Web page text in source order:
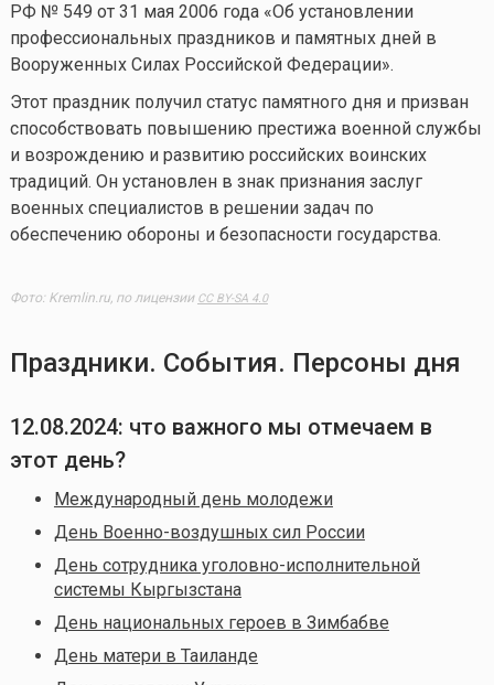
РФ № 549 от 31 мая 2006 года «Об установлении
профессиональных праздников и памятных дней в
Вооруженных Силах Российской Федерации».
Этот праздник получил статус памятного дня и призван
способствовать повышению престижа военной службы
и возрождению и развитию российских воинских
традиций. Он установлен в знак признания заслуг
военных специалистов в решении задач по
обеспечению обороны и безопасности государства.
Фото: Kremlin.ru, по лицензии CC BY-SA 4.0
Праздники. События. Персоны дня
12.08.2024: что важного мы отмечаем в
этот день?
Международный день молодежи
День Военно-воздушных сил России
День сотрудника уголовно-исполнительной
системы Кыргызстана
День национальных героев в Зимбабве
День матери в Таиланде